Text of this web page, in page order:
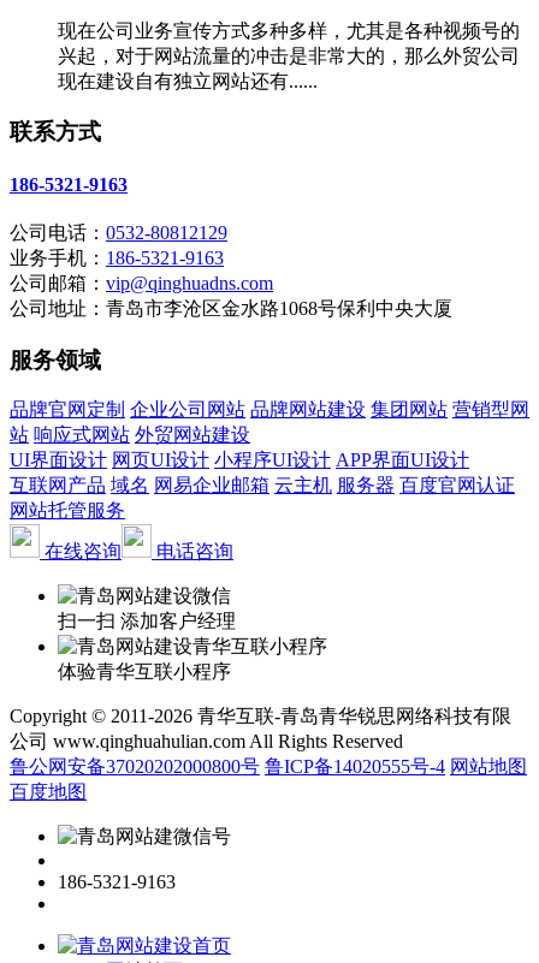
现在公司业务宣传方式多种多样，尤其是各种视频号的
兴起，对于网站流量的冲击是非常大的，那么外贸公司
现在建设自有独立网站还有......
联系方式
186-5321-9163
公司电话： 0532-80812129
业务手机： 186-5321-9163
公司邮箱： vip@qinghuadns.com
公司地址：青岛市李沧区金水路1068号保利中央大厦
服务领域
品牌官网定制 企业公司网站 品牌网站建设 集团网站 营销型网
站 响应式网站 外贸网站建设
UI界面设计 网页UI设计 小程序UI设计 APP界面UI设计
互联网产品 域名 网易企业邮箱 云主机 服务器 百度官网认证
网站托管服务
在线咨询
电话咨询
扫一扫 添加客户经理
体验青华互联小程序
Copyright © 2011-2026 青华互联-青岛青华锐思网络科技有限
公司 www.qinghuahulian.com All Rights Reserved
鲁公网安备37020202000800号 鲁ICP备14020555号-4 网站地图
百度地图
186-5321-9163